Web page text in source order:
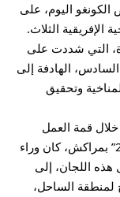
اليوم، على
الإفريقية الثلاث.
التي شددت على
السادس، الهادفة إلى
وتحقيق
خلال قمة العمل
الإفريقية على هامش مؤتمر الأطراف “كوب22” بمراكش، كان وراء
هذه اللجان، إلى
لمنطقة الساحل،